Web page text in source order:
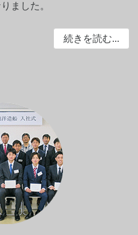
ました。
続きを読む...